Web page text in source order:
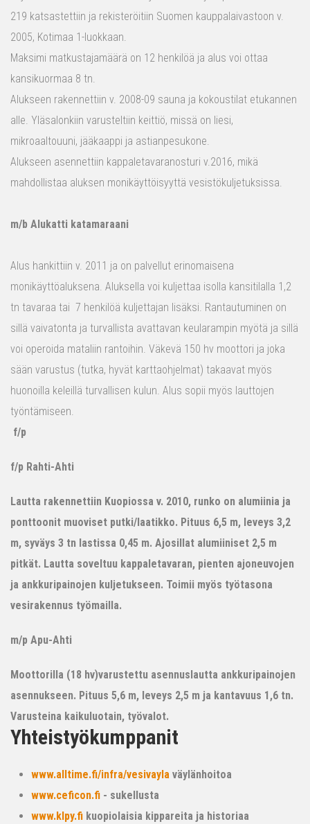
219 katsastettiin ja rekisteröitiin Suomen kauppalaivastoon v.
2005, Kotimaa 1-luokkaan.
Maksimi matkustajamäärä on 12 henkilöä ja alus voi ottaa
kansikuormaa 8 tn.
Alukseen rakennettiin v. 2008-09 sauna ja kokoustilat etukannen
alle. Yläsalonkiin varusteltiin keittiö, missä on liesi,
mikroaaltouuni, jääkaappi ja astianpesukone.
Alukseen asennettiin kappaletavaranosturi v.2016, mikä
mahdollistaa aluksen monikäyttöisyyttä vesistökuljetuksissa.
m/b Alukatti katamaraani
Alus hankittiin v. 2011 ja on palvellut erinomaisena
monikäyttöaluksena. Aluksella voi kuljettaa isolla kansitilalla 1,2
tn tavaraa tai 7 henkilöä kuljettajan lisäksi. Rantautuminen on
sillä vaivatonta ja turvallista avattavan keularampin myötä ja sillä
voi operoida mataliin rantoihin. Väkevä 150 hv moottori ja joka
sään varustus (tutka, hyvät karttaohjelmat) takaavat myös
huonoilla keleillä turvallisen kulun. Alus sopii myös lauttojen
työntämiseen.
f/p
f/p Rahti-Ahti
Lautta rakennettiin Kuopiossa v. 2010, runko on alumiinia ja
ponttoonit muoviset putki/laatikko. Pituus 6,5 m, leveys 3,2
m, syväys 3 tn lastissa 0,45 m. Ajosillat alumiiniset 2,5 m
pitkät. Lautta soveltuu kappaletavaran, pienten ajoneuvojen
ja ankkuripainojen kuljetukseen. Toimii myös työtasona
vesirakennus työmailla.
m/p Apu-Ahti
Moottorilla (18 hv)varustettu asennuslautta ankkuripainojen
asennukseen. Pituus 5,6 m, leveys 2,5 m ja kantavuus 1,6 tn.
Varusteina kaikuluotain, työvalot.
Yhteistyökumppanit
www.alltime.fi/infra/vesivayla väylänhoitoa
www.ceficon.fi - sukellusta
www.klpy.fi kuopiolaisia kippareita ja historiaa